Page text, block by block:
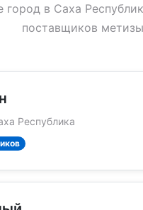
город в Саха
поставщиков метизы
Республика